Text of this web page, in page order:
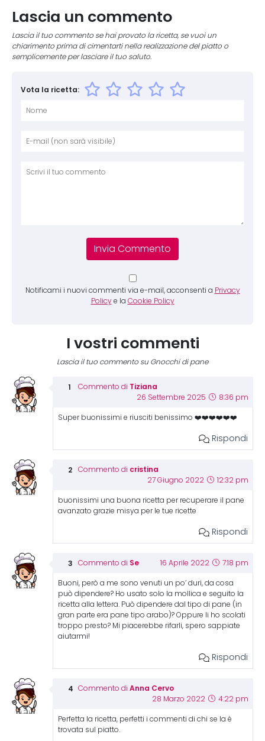
Lascia un commento
Lascia il tuo commento se hai provato la ricetta, se vuoi un
chiarimento prima di cimentarti nella realizzazione del piatto o
semplicemente per lasciare il tuo saluto.
Vota la ricetta:
Notificami i nuovi commenti via e-mail, acconsenti a Privacy
Policy e la Cookie Policy
I vostri commenti
Lascia il tuo commento su Gnocchi di pane
Commento di Tiziana
26 Settembre 2025 8:36 pm
Super buonissimi e riusciti benissimo ❤️❤️❤️❤️❤️❤️
Rispondi
Commento di cristina
27 Giugno 2022 12:32 pm
buonissimi una buona ricetta per recuperare il pane
avanzato grazie misya per le tue ricette
Rispondi
Commento di Se 16 Aprile 2022 7:18 pm
Buoni, però a me sono venuti un po’ duri, da cosa
può dipendere? Ho usato solo la mollica e seguito la
ricetta alla lettera. Può dipendere dal tipo di pane (in
gran parte era pane tipo arabo)? Oppure li ho scolati
troppo presto? Mi piacerebbe rifarli, spero sappiate
aiutarmi!
Rispondi
Commento di Anna Cervo
28 Marzo 2022 4:22 pm
Perfetta la ricetta, perfetti i commenti di chi se la è
trovata sul piatto.